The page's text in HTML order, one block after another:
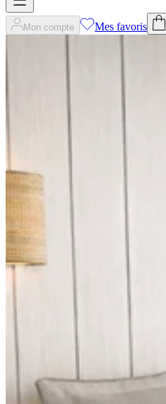
Mon compte Mes favoris